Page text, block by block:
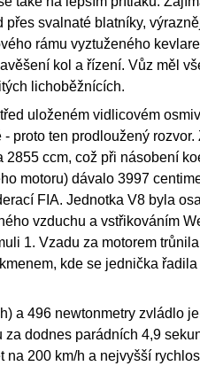
svalnaté blatníky,
rámu vyztuženého
kol a řízení. Vůz měl
lichoběžnících.
uloženém vidlicovém
proto ten prodloužený
ccm, což při násobení
motoru) dávalo 3997
FIA. Jednotka V8 byla
vzduchu a vstřikováním
1. Vzadu za motorem
kde se jednička
a 496 newtonmetry zvládlo
dodnes parádních 4,9
200 km/h a nejvyšší